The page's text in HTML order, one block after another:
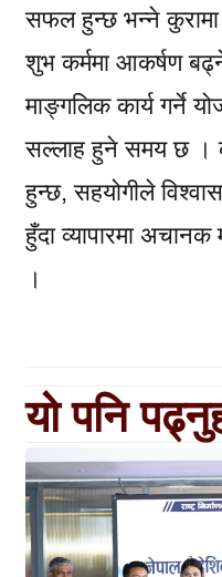
सफल हुन्छ भन्ने कुरामा
शुभ कर्ममा आकर्षण
माङ्गलिक कार्य गर्ने
सल्लाह हुने समय छ ।
हुन्छ, सहयोगीले
हुँदा व्यापारमा
।
यो पनि